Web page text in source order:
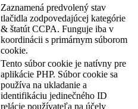
Zaznamená predvolený stav
tlačidla zodpovedajúcej kategórie
& štatút CCPA. Funguje iba v
koordinácii s primárnym súborom
cookie.
Tento súbor cookie je natívny pre
aplikácie PHP. Súbor cookie sa
používa na ukladanie a
identifikáciu jedinečného ID
relácie používateľa na účely